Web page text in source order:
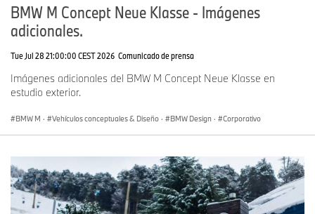
BMW M Concept Neue Klasse - Imágenes
adicionales.
Tue Jul 28 21:00:00 CEST 2026 Comunicado de prensa
Imágenes adicionales del BMW M Concept Neue Klasse en
estudio exterior.
BMW M · Vehículos conceptuales & Diseño · BMW Design · Corporativo